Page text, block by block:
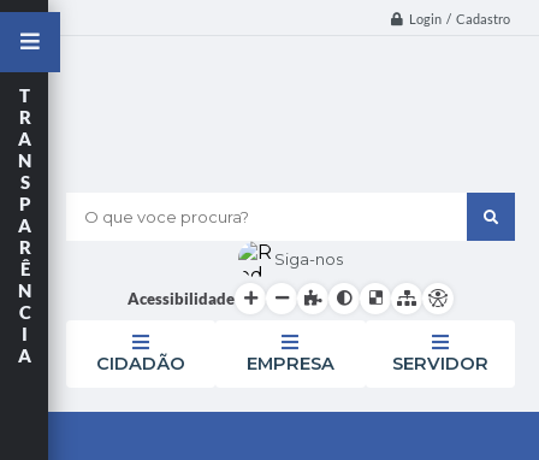
Login / Cadastro
O que voce procura?
Siga-nos
Acessibilidade
CIDADÃO EMPRESA SERVIDOR
T
R
A
N
S
P
A
R
Ê
N
C
I
A